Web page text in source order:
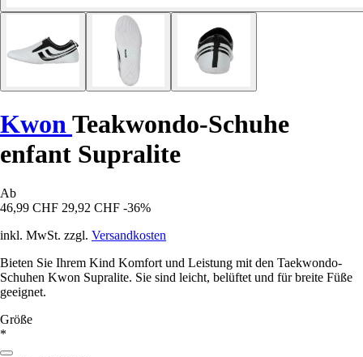
Kwon Teakwondo-Schuhe
enfant Supralite
Ab
46,99 CHF 29,92 CHF -36%
inkl. MwSt. zzgl. Versandkosten
Bieten Sie Ihrem Kind Komfort und Leistung mit den Taekwondo-
Schuhen Kwon Supralite. Sie sind leicht, belüftet und für breite Füße
geeignet.
Größe
*